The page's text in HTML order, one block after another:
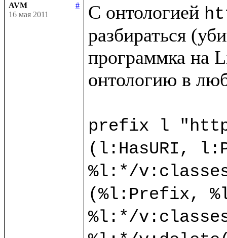
AVM
#
16 мая 2011
С онтологией
разбираться
программка на
онтологию в
prefix l
(l:HasURI,
%l:*/
(%l:Prefix,
%l:*/